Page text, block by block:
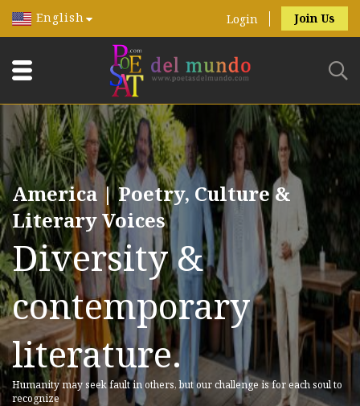
English Login Join Us
America | Poetry, Culture &
Literary Voices
Diversity &
contemporary
literature.
Humanity may seek fault in others, but our challenge is for each soul to
recognize